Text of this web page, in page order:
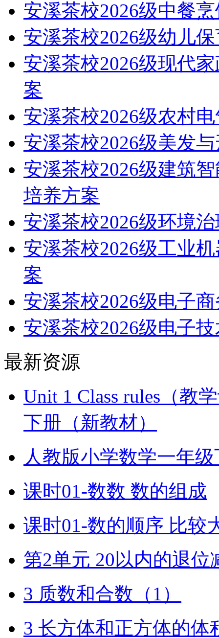
安溪茶校2026级中餐
安溪茶校2026级幼儿
安溪茶校2026级现代
案
安溪茶校2026级农村
安溪茶校2026级美发
安溪茶校2026级建筑
培养方案
安溪茶校2026级环境
安溪茶校2026级工业
案
安溪茶校2026级电子
安溪茶校2026级电子
最新资源
Unit 1 Class rules（教
下册（新教材）
人教版小学数学一年
课时01-数数 数的组成
课时01-数的顺序 比较
第2单元 20以内的退位
3 质数和合数（1）
3 长方体和正方体的体